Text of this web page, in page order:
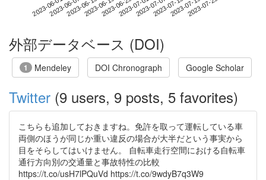
2023-06-012023-06-072023-06-132023-06-192023-06-252023-07-012023-07-072023-07-132023-07-192023-07-25
外部データベース (DOI)
1 Mendeley DOI Chronograph Google Scholar
Twitter (9 users, 9 posts, 5 favorites)
こちらも追加しておきますね。免許を取って運転している車
両側のほうが同じか重い違反の場合が大半だという事実から
目をそらしてはいけません。 自転車走行空間における自転車
通行方向別の交通量と事故特性の比較
https://t.co/usH7lPQuVd https://t.co/9wdyB7q3W9